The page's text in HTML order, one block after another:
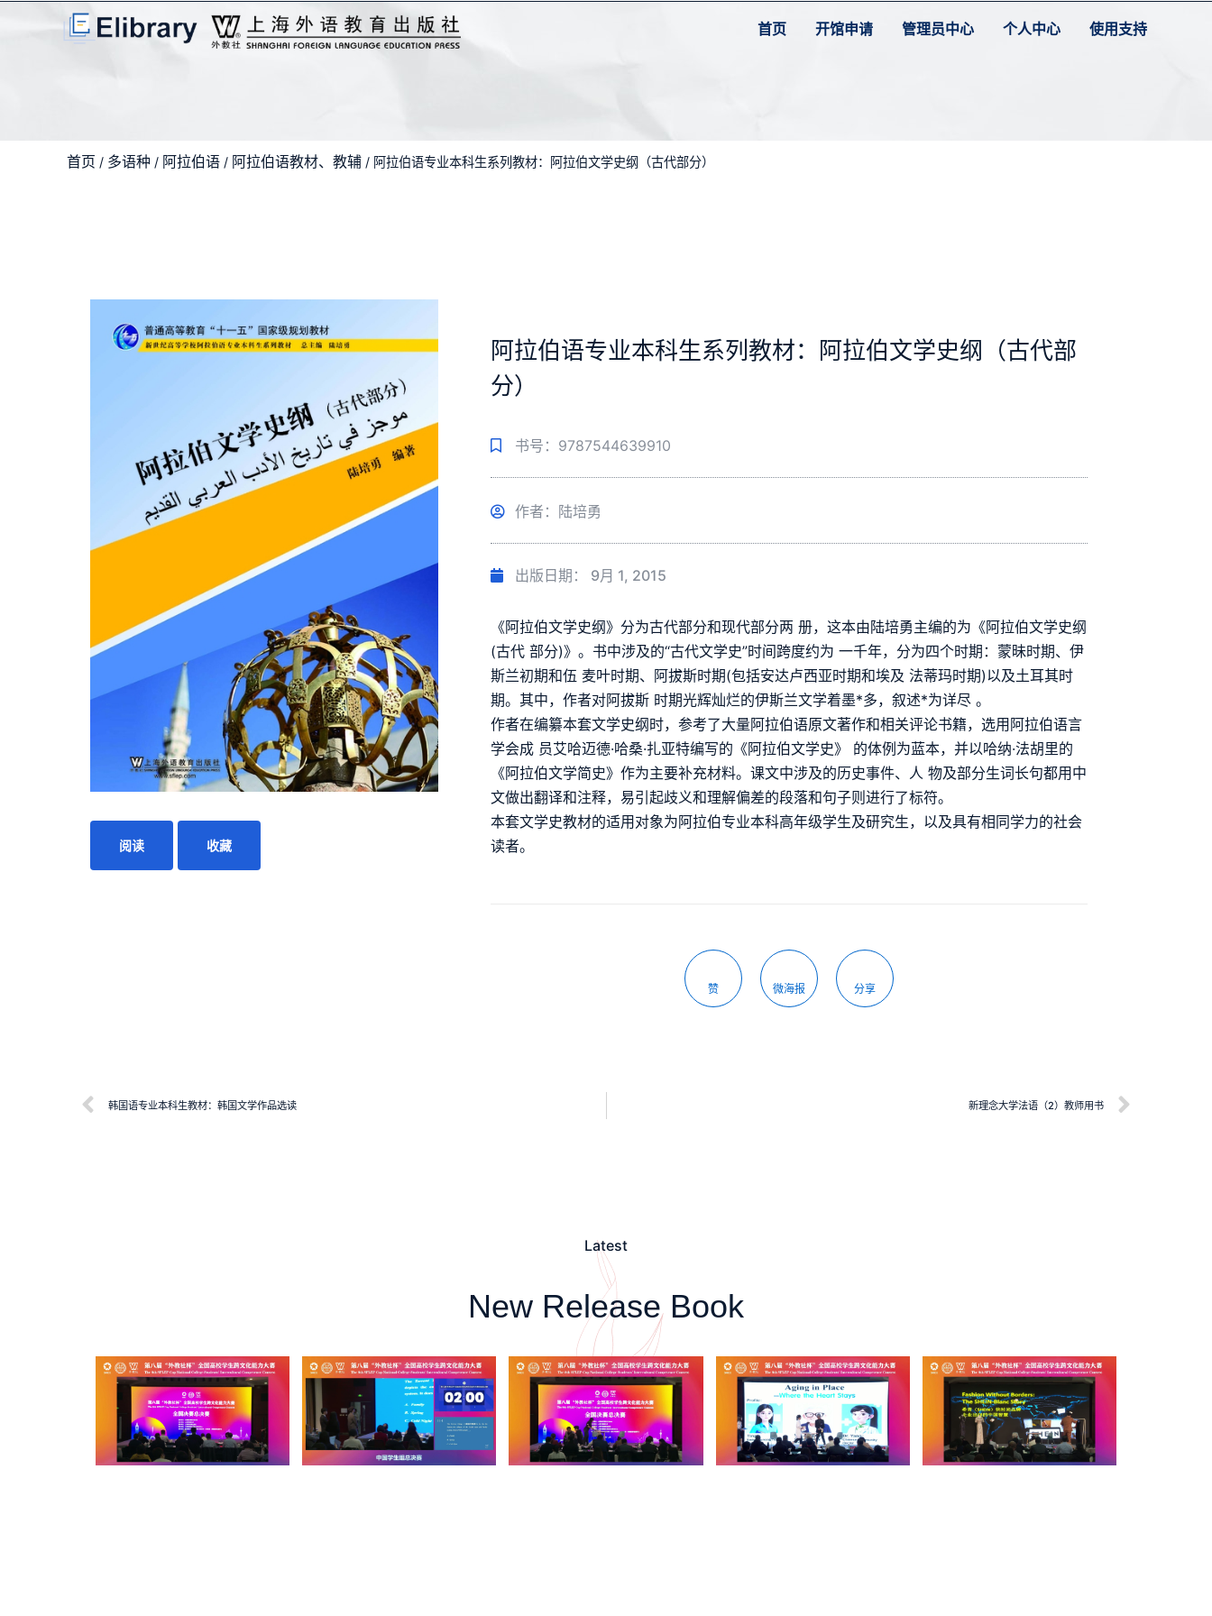
首页 开馆申请 管理员中心 个人中心 使用支持
首页 / 多语种 / 阿拉伯语 / 阿拉伯语教材、教辅 / 阿拉伯语专业本科生系列教材：阿拉伯文学史纲（古代部分）
阅读 收藏
阿拉伯语专业本科生系列教材：阿拉伯文学史纲（古代部
分）
书号：9787544639910
作者：陆培勇
出版日期： 9月 1, 2015
《阿拉伯文学史纲》分为古代部分和现代部分两 册，这本由陆培勇主编的为《阿拉伯文学史纲
(古代 部分)》。书中涉及的“古代文学史”时间跨度约为 一千年，分为四个时期：蒙昧时期、伊
斯兰初期和伍 麦叶时期、阿拔斯时期(包括安达卢西亚时期和埃及 法蒂玛时期)以及土耳其时
期。其中，作者对阿拔斯 时期光辉灿烂的伊斯兰文学着墨*多，叙述*为详尽 。
作者在编纂本套文学史纲时，参考了大量阿拉伯语原文著作和相关评论书籍，选用阿拉伯语言
学会成 员艾哈迈德·哈桑·扎亚特编写的《阿拉伯文学史》 的体例为蓝本，并以哈纳·法胡里的
《阿拉伯文学简史》作为主要补充材料。课文中涉及的历史事件、人 物及部分生词长句都用中
文做出翻译和注释，易引起歧义和理解偏差的段落和句子则进行了标符。
本套文学史教材的适用对象为阿拉伯专业本科高年级学生及研究生，以及具有相同学力的社会
读者。
赞 微海报 分享
韩国语专业本科生教材：韩国文学作品选读 新理念大学法语（2）教师用书
Latest
New Release Book